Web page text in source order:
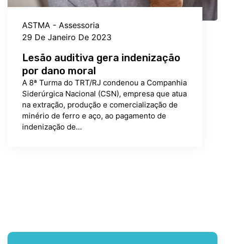
ASTMA - Assessoria
29 De Janeiro De 2023
Lesão auditiva gera indenização
por dano moral
A 8ª Turma do TRT/RJ condenou a Companhia
Siderúrgica Nacional (CSN), empresa que atua
na extração, produção e comercialização de
minério de ferro e aço, ao pagamento de
indenização de…